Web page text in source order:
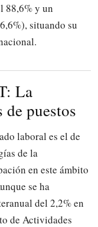
88,6% y un
situando su
La
puestos
laboral es el de
de la
en este ámbito
se ha
del 2,2% en
de Actividades